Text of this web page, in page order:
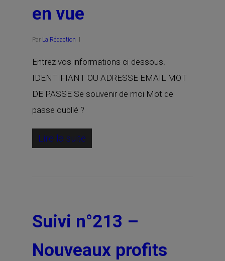
en vue
Par La Rédaction
Entrez vos informations ci-dessous.
IDENTIFIANT OU ADRESSE EMAIL MOT
DE PASSE Se souvenir de moi Mot de
passe oublié ?
Lire la suite
Suivi n°213 –
Nouveaux profits